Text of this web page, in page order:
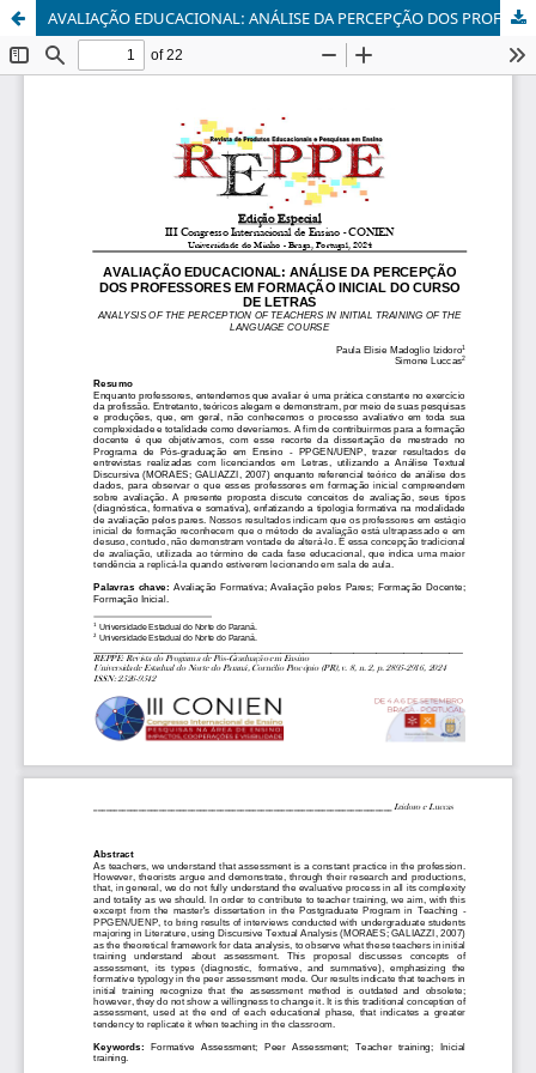
AVALIAÇÃO EDUCACIONAL: ANÁLISE DA PERCEPÇÃO DOS PROFESSORES EM FORMAÇÃO INICIAL DO CURSO DE LETRAS